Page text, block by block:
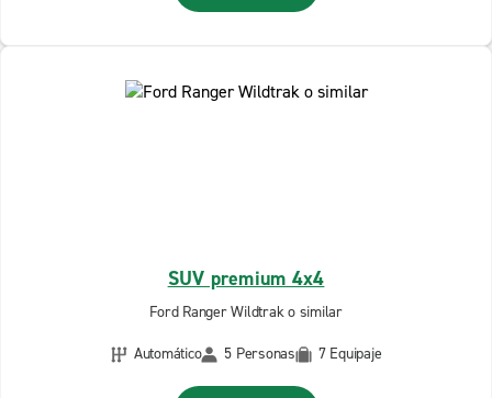
SUV premium 4x4
Ford Ranger Wildtrak o similar
Automático
5 Personas 7 Equipaje